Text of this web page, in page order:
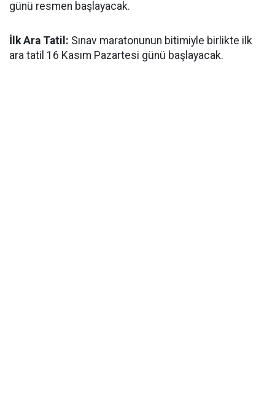
günü resmen başlayacak.
İlk Ara Tatil: Sınav maratonunun bitimiyle birlikte ilk
ara tatil 16 Kasım Pazartesi günü başlayacak.